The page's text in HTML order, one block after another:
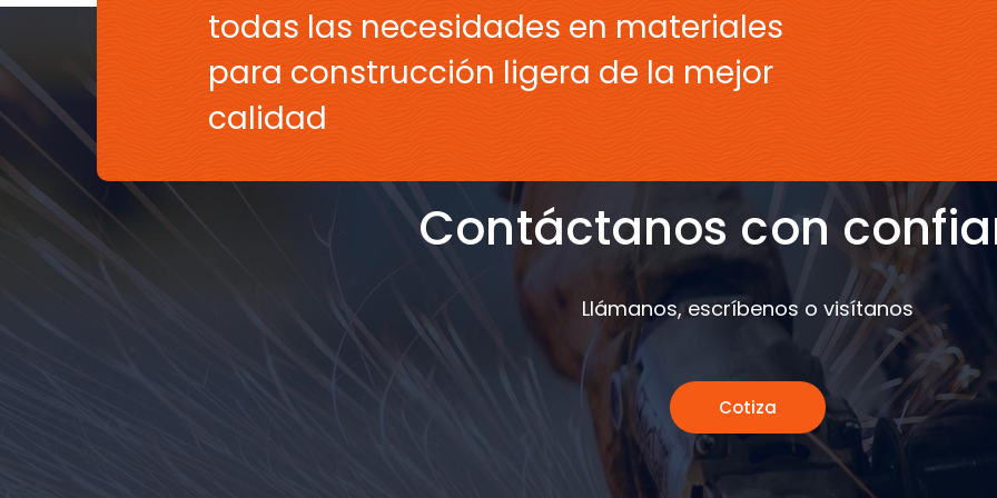
todas las necesidades en materiales
para construcción ligera de la mejor
calidad
Contáctanos con
Llámanos, escríbenos o visítanos
Cotiza